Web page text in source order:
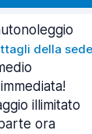
della sede
illimitato
ora